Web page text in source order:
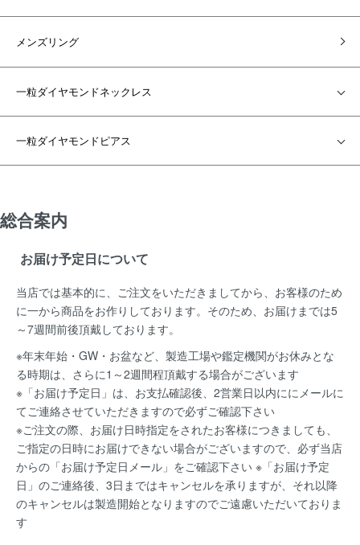
メンズリング
一粒ダイヤモンドネックレス
一粒ダイヤモンドピアス
総合案内
お届け予定日について
当店では基本的に、ご注文をいただきましてから、お客様のため
に一から商品をお作りしております。そのため、お届けまでは5
～7週間前後頂戴しております。
※年末年始・GW・お盆など、製造工場や鑑定機関がお休みとな
る時期は、さらに1～2週間程頂戴する場合がございます
※「お届け予定日」は、お支払確認後、2営業日以内ににメールに
てご連絡させていただきますので必ずご確認下さい
※ご注文の際、お届け日時指定をされたお客様につきましても、
ご指定の日時にお届けできない場合がございますので、必ず当店
からの「お届け予定日メール」をご確認下さい ※「お届け予定
日」のご連絡後、3日まではキャンセルを承りますが、それ以降
のキャンセルは製造開始となりますのでご遠慮いただいておりま
す